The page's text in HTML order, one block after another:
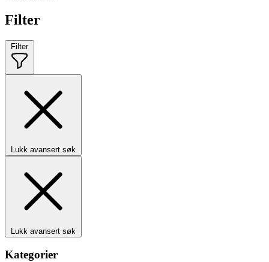
Filter
Filter
Lukk avansert søk
Lukk avansert søk
Kategorier